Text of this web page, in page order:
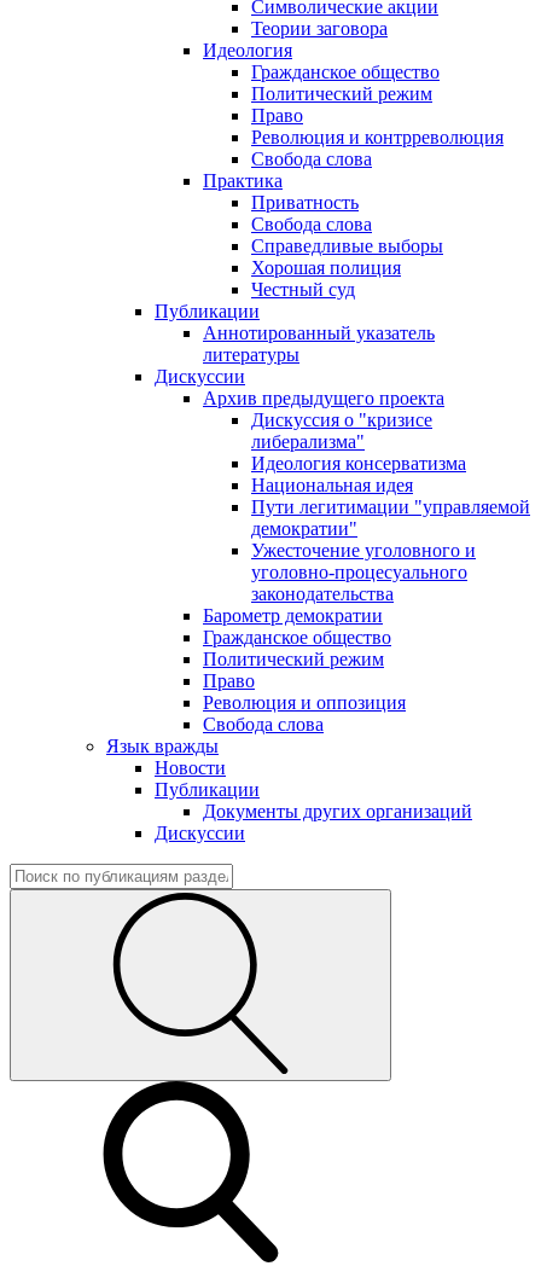
Символические акции
Теории заговора
Идеология
Гражданское общество
Политический режим
Право
Революция и контрреволюция
Свобода слова
Практика
Приватность
Свобода слова
Справедливые выборы
Хорошая полиция
Честный суд
Публикации
Аннотированный указатель
литературы
Дискуссии
Архив предыдущего проекта
Дискуссия о "кризисе
либерализма"
Идеология консерватизма
Национальная идея
Пути легитимации "управляемой
демократии"
Ужесточение уголовного и
уголовно-процесуального
законодательства
Барометр демократии
Гражданское общество
Политический режим
Право
Революция и оппозиция
Свобода слова
Язык вражды
Новости
Публикации
Документы других организаций
Дискуссии